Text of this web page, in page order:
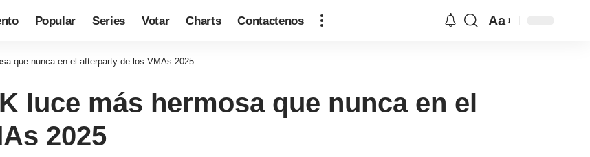
Popular Series Votar Charts Contactenos Aa
que nunca en el afterparty de los VMAs 2025
luce más hermosa que nunca en el
2025